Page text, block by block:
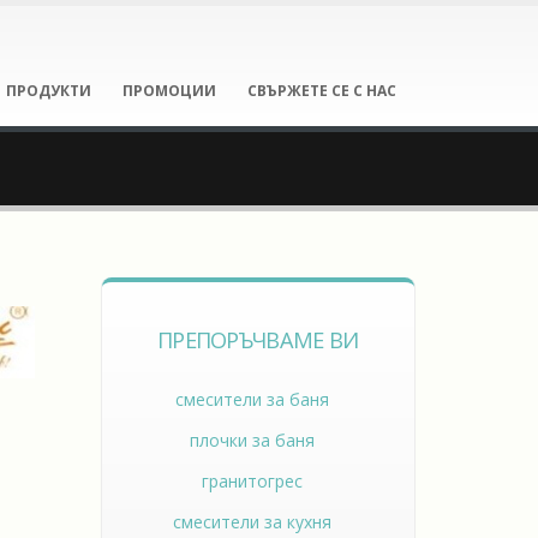
ПРОДУКТИ ПРОМОЦИИ СВЪРЖЕТЕ СЕ С НАС
ПРЕПОРЪЧВАМЕ ВИ
смесители за баня
плочки за баня
гранитогрес
смесители за кухня